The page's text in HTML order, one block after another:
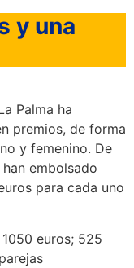
y una
Palma ha
premios, de forma
y femenino. De
embolsado
para cada uno
euros; 525